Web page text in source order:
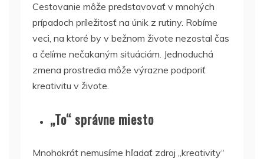
Cestovanie môže predstavovať v mnohých
prípadoch príležitosť na únik z rutiny. Robíme
veci, na ktoré by v bežnom živote nezostal čas
a čelíme nečakaným situáciám. Jednoduchá
zmena prostredia môže výrazne podporiť
kreativitu v živote.
„To“ správne miesto
Mnohokrát nemusíme hľadať zdroj „kreativity“